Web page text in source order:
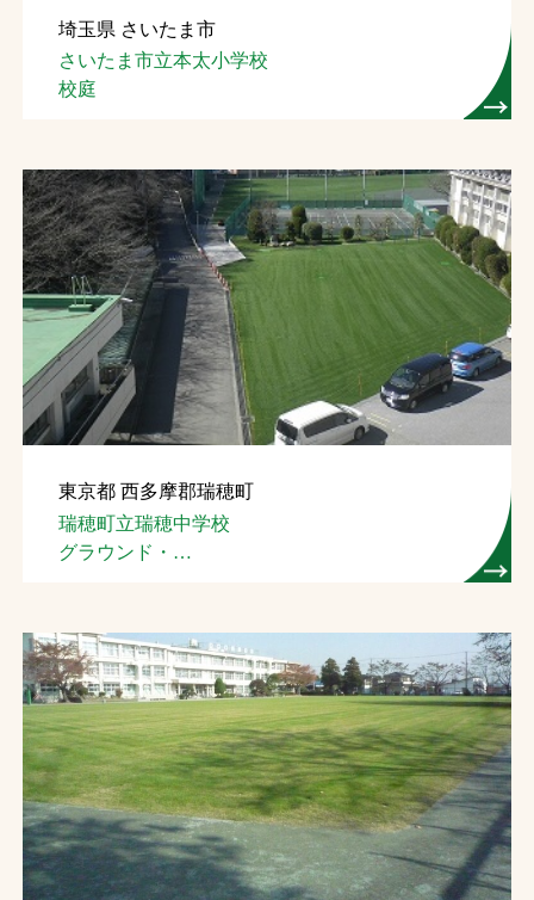
埼玉県 さいたま市
さいたま市立本太小学校
校庭
東京都 西多摩郡瑞穂町
瑞穂町立瑞穂中学校
グラウンド・